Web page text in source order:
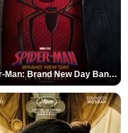
Spider-Man: Brand New Day Bande-annonce VO STFR